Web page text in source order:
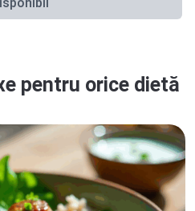
pentru orice dietă